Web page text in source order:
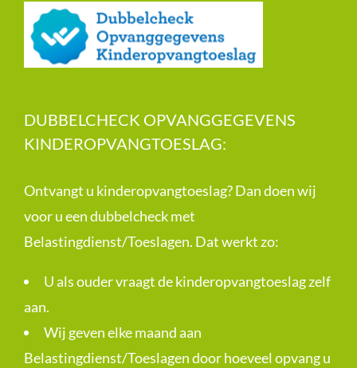
DUBBELCHECK OPVANGGEGEVENS
KINDEROPVANGTOESLAG:
Ontvangt u kinderopvangtoeslag? Dan doen wij
voor u een dubbelcheck met
Belastingdienst/Toeslagen. Dat werkt zo:
U als ouder vraagt de kinderopvangtoeslag zelf
aan.
Wij geven elke maand aan
Belastingdienst/Toeslagen door hoeveel opvang u